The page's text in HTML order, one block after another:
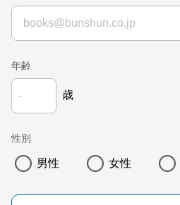
年齢
歳
性別
男性 女性